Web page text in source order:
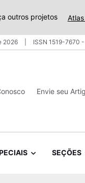
outros projetos
2026 ISSN 1519-7670
Envie seu
SEÇÕES